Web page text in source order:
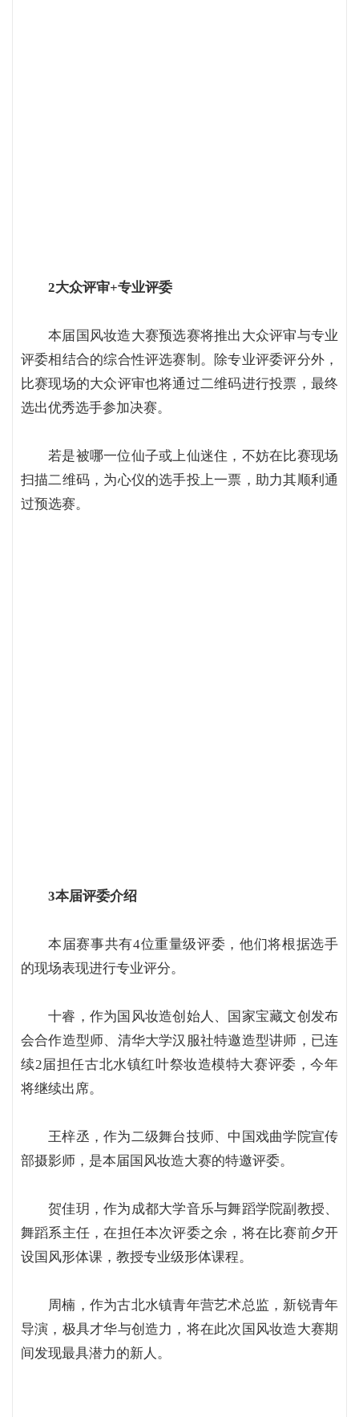
2大众评审+专业评委
本届国风妆造大赛预选赛将推出大众评审与专业
评委相结合的综合性评选赛制。除专业评委评分外，
比赛现场的大众评审也将通过二维码进行投票，最终
选出优秀选手参加决赛。
若是被哪一位仙子或上仙迷住，不妨在比赛现场
扫描二维码，为心仪的选手投上一票，助力其顺利通
过预选赛。
3本届评委介绍
本届赛事共有4位重量级评委，他们将根据选手
的现场表现进行专业评分。
十睿，作为国风妆造创始人、国家宝藏文创发布
会合作造型师、清华大学汉服社特邀造型讲师，已连
续2届担任古北水镇红叶祭妆造模特大赛评委，今年
将继续出席。
王梓丞，作为二级舞台技师、中国戏曲学院宣传
部摄影师，是本届国风妆造大赛的特邀评委。
贺佳玥，作为成都大学音乐与舞蹈学院副教授、
舞蹈系主任，在担任本次评委之余，将在比赛前夕开
设国风形体课，教授专业级形体课程。
周楠，作为古北水镇青年营艺术总监，新锐青年
导演，极具才华与创造力，将在此次国风妆造大赛期
间发现最具潜力的新人。